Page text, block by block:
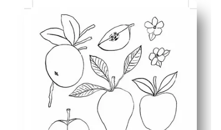
Nulová příprava - stačí tisknout a barvit, ideální pro
Zabývá se smíšeným věkem - výrazné obrysy a hravé
Buduje dovednosti - jemná motorická síla,
Všestranné použití - ozdobte nástěnky, vytvářejte